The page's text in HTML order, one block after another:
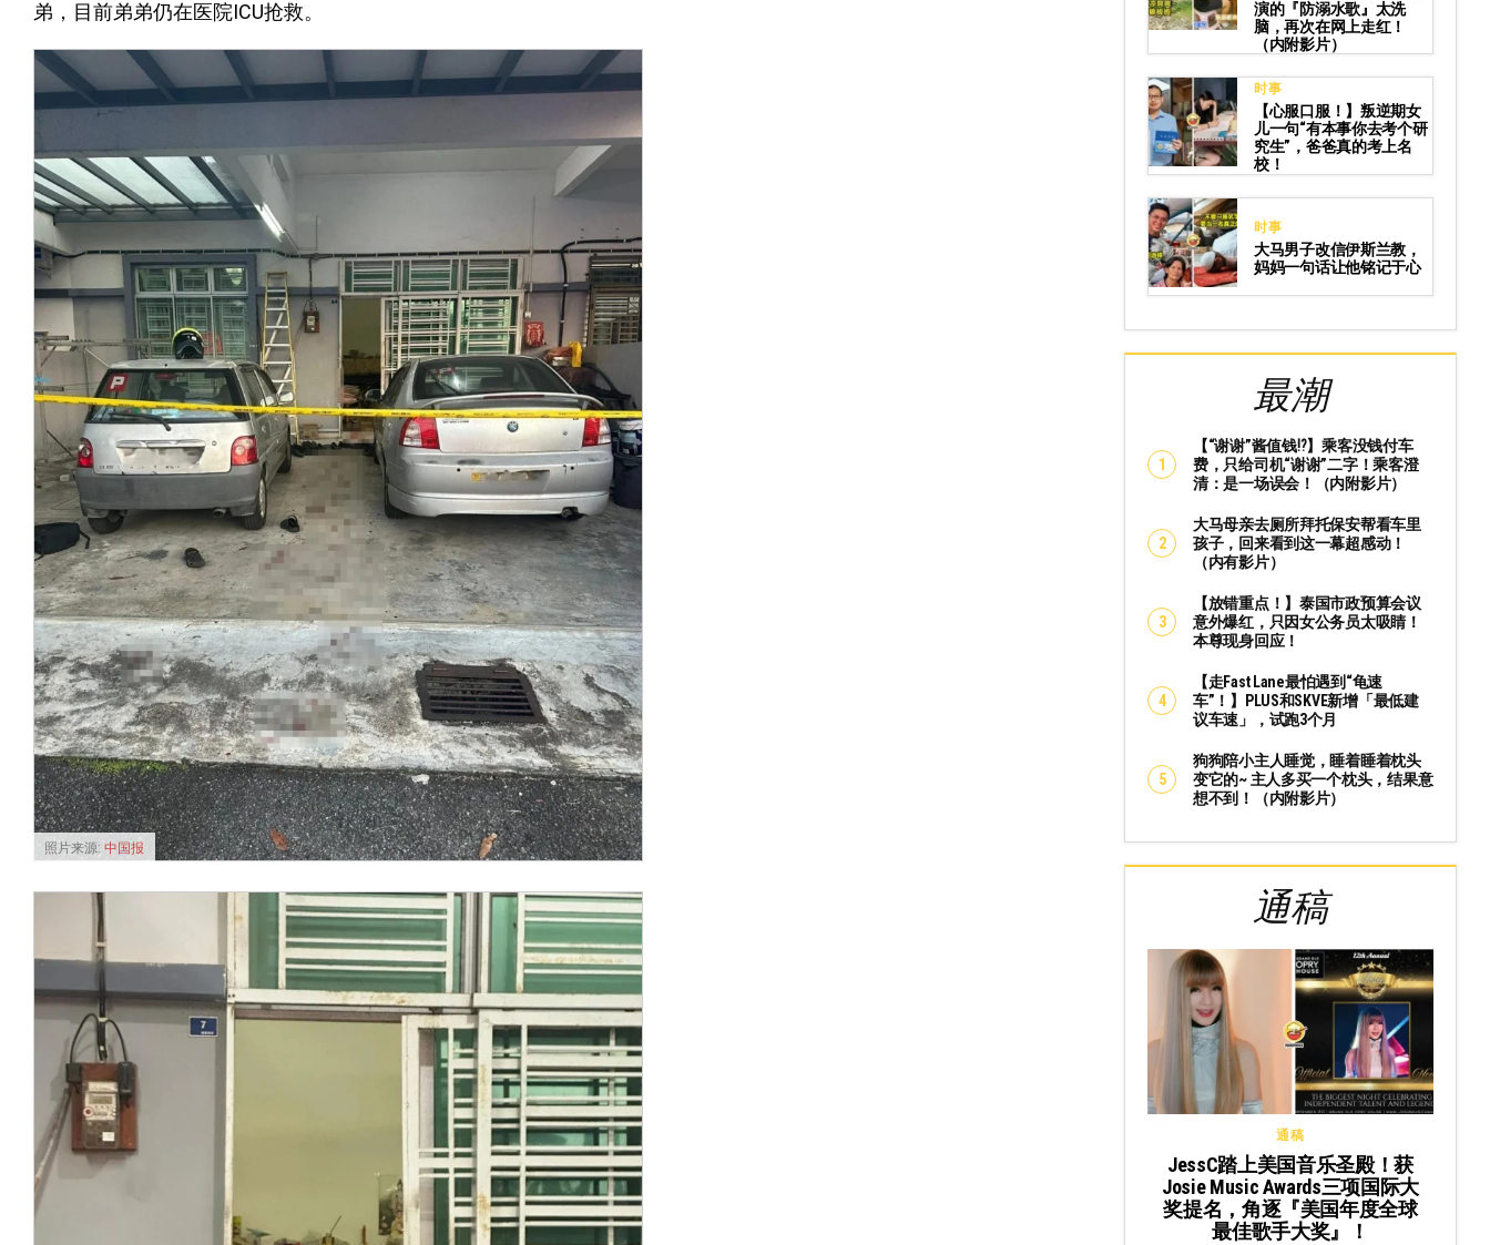
弟，目前弟弟仍在医院ICU抢救。
照片来源: 中国报
演的『防溺水歌』太洗
脑，再次在网上走红！
（内附影片）
时事
【心服口服！】叛逆期女
儿一句“有本事你去考个研
究生”，爸爸真的考上名
校！
时事
大马男子改信伊斯兰教，
妈妈一句话让他铭记于心
最潮
【“谢谢”酱值钱⁉️】乘客没钱付车
费，只给司机“谢谢”二字！乘客澄
清：是一场误会！（内附影片）
大马母亲去厕所拜托保安帮看车里
孩子，回来看到这一幕超感动！
（内有影片）
【放错重点！】泰国市政预算会议
意外爆红，只因女公务员太吸睛！
本尊现身回应！
【走Fast Lane最怕遇到“龟速
车”！】PLUS和SKVE新增「最低建
议车速」，试跑3个月
狗狗陪小主人睡觉，睡着睡着枕头
变它的~ 主人多买一个枕头，结果意
想不到！（内附影片）
通稿
通稿
JessC踏上美国音乐圣殿！获
Josie Music Awards三项国际大
奖提名，角逐『美国年度全球
最佳歌手大奖』！